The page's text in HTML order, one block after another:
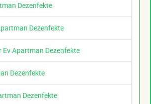
Dezenfekte
Dezenfekte
Apartman Dezenfekte
Dezenfekte
Dezenfekte